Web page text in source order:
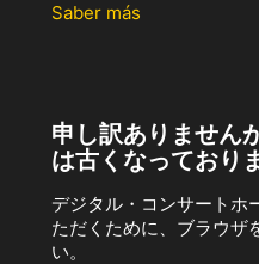
Saber más
申し訳ありません
は古くなっており
デジタル・コンサートホ
ただくために、ブラウザ
い。